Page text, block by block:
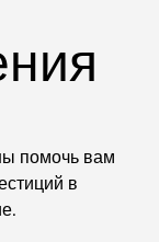
помочь вам
в